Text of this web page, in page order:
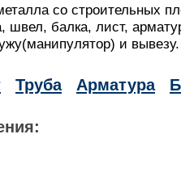
со строительных
швел, балка, лист,
и вывезу.
Труба Арматура